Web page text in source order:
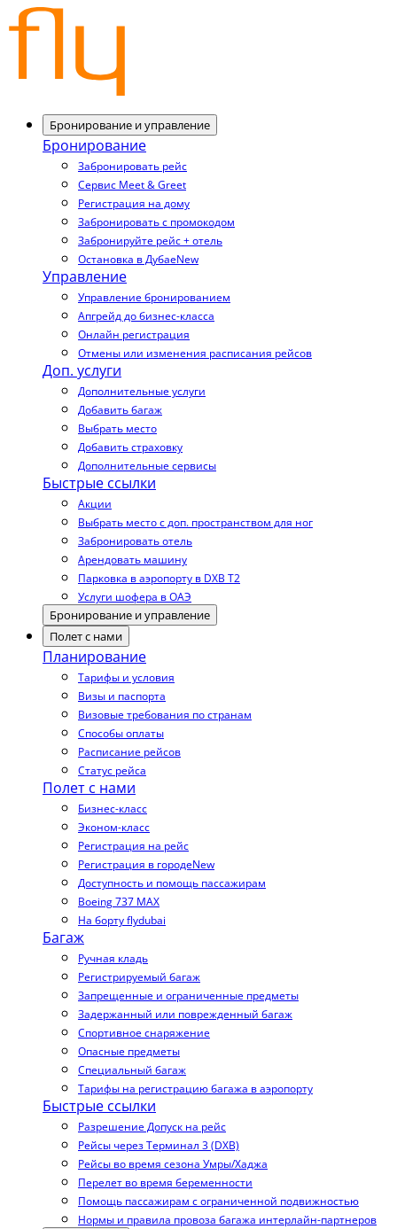
Бронирование и управление
Бронирование
Забронировать рейс
Сервис Meet & Greet
Регистрация на дому
Забронировать с промокодом
Забронируйте рейс + отель
Остановка в ДубаеNew
Управление
Управление бронированием
Апгрейд до бизнес-класса
Онлайн регистрация
Отмены или изменения расписания рейсов
Доп. услуги
Дополнительные услуги
Добавить багаж
Выбрать место
Добавить страховку
Дополнительные сервисы
Быстрые ссылки
Акции
Выбрать место с доп. пространством для ног
Забронировать отель
Арендовать машину
Парковка в аэропорту в DXB T2
Услуги шофера в ОАЭ
Бронирование и управление
Полет с нами
Планирование
Тарифы и условия
Визы и паспорта
Визовые требования по странам
Способы оплаты
Расписание рейсов
Статус рейса
Полет с нами
Бизнес-класс
Эконом-класс
Регистрация на рейс
Регистрация в городеNew
Доступность и помощь пассажирам
Boeing 737 MAX
На борту flydubai
Багаж
Ручная кладь
Регистрируемый багаж
Запрещенные и ограниченные предметы
Задержанный или поврежденный багаж
Спортивное снаряжение
Опасные предметы
Специальный багаж
Тарифы на регистрацию багажа в аэропорту
Быстрые ссылки
Разрешение Допуск на рейс
Рейсы через Терминал 3 (DXB)
Рейсы во время сезона Умры/Хаджа
Перелет во время беременности
Помощь пассажирам с ограниченной подвижностью
Нормы и правила провоза багажа интерлайн-партнеров